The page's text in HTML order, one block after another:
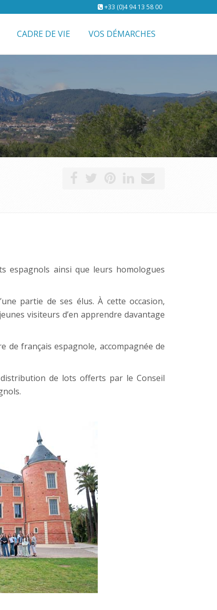
+33 (0)4 94 13 58 00
CADRE DE VIE VOS DÉMARCHES
espagnols ainsi que leurs homologues
partie de ses élus. À cette occasion,
visiteurs d’en apprendre davantage
de français espagnole, accompagnée de
de lots offerts par le Conseil